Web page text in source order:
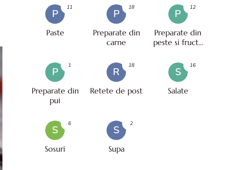
P
Paste
11
P
Preparate din
carne
18
P
Preparate din
peste si fructe
12
P
Preparate din
pui
1
R
Retete de post
18
S
Salate
16
S
Sosuri
6
S
Supa
2